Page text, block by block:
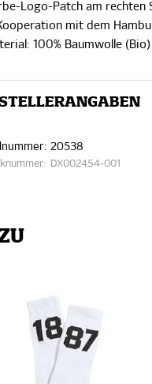
Logo-Patch am rechten
mit dem
100% Baumwolle (Bio)
20538
DX002454-001